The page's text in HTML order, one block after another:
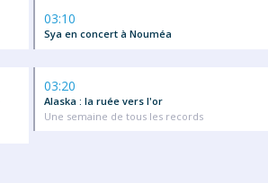
03:10
Sya en concert à Nouméa
03:20
Alaska : la ruée vers l'or
Une semaine de tous les records